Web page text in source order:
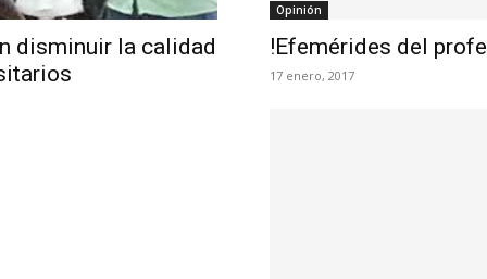
disminuir la calidad
Opinión
!Efemérides del
17 enero, 2017